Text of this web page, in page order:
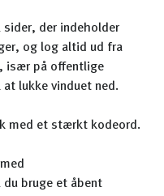
sider, der indeholder
og log altid ud fra
især på offentlige
lukke vinduet ned.
med et stærkt kodeord.
bruge et åbent